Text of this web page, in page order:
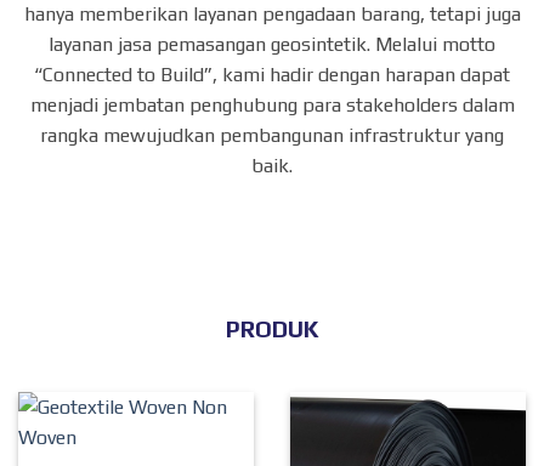
hanya memberikan layanan pengadaan barang, tetapi juga
layanan jasa pemasangan geosintetik. Melalui motto
“Connected to Build”, kami hadir dengan harapan dapat
menjadi jembatan penghubung para stakeholders dalam
rangka mewujudkan pembangunan infrastruktur yang
baik.
PRODUK